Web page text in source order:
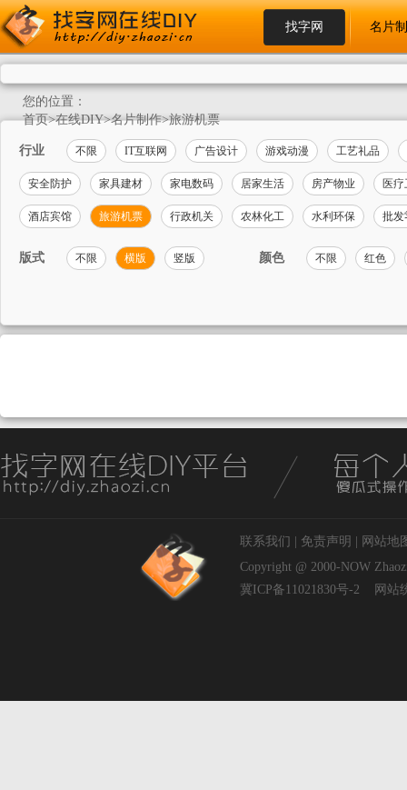
找字网 名片
您的位置：
首页>在线DIY>名片制作>旅游机票
行业 不限 IT互联网 广告设计 游戏动漫 工艺礼品
安全防护 家具建材 家电数码 居家生活 房产物业 医
酒店宾馆 旅游机票 行政机关 农林化工 水利环保 批发
版式 不限 横版 竖版 颜色 不限 红色
联系我们 免责声明
网站地
Copyright @ 2000-NOW
冀ICP备11021830号-2
网站